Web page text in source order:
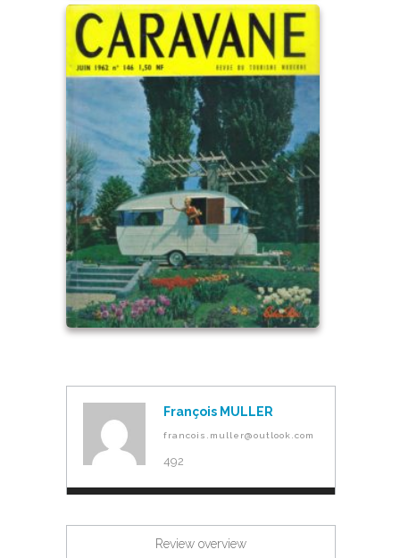
François MULLER
francois.muller@outlook.com
492
Review overview